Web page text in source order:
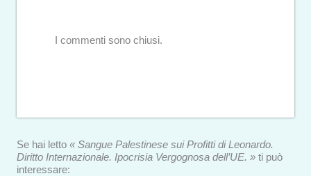
I commenti sono chiusi.
Se hai letto « Sangue Palestinese sui Profitti di Leonardo.
Diritto Internazionale. Ipocrisia Vergognosa dell’UE. » ti può
interessare: